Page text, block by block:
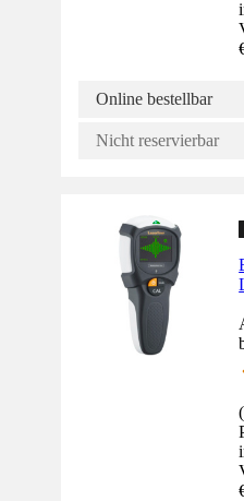
Online bestellbar
Nicht reservierbar
(